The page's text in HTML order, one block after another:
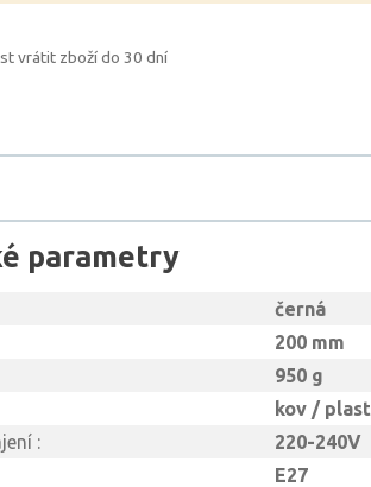
vrátit zboží do 30 dní
parametry
černá
200 mm
950 g
kov / plast
:
220-240V
E27